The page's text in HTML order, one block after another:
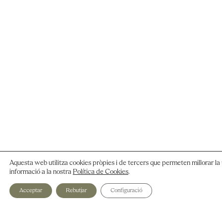
Aquesta web utilitza cookies pròpies i de tercers que permeten millorar
informació a la nostra Política de Cookies.
Acceptar Rebutjar Configuració